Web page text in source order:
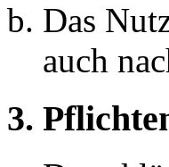
Das
auch
3.